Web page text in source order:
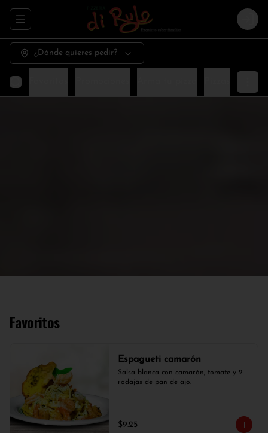
Abrir menu de navegación
¿Dónde quieres pedir?
Favoritos
Espagueti camarón
Salsa blanca con camarón, tomate y 2
rodajas de pan de ajo.
$9.25